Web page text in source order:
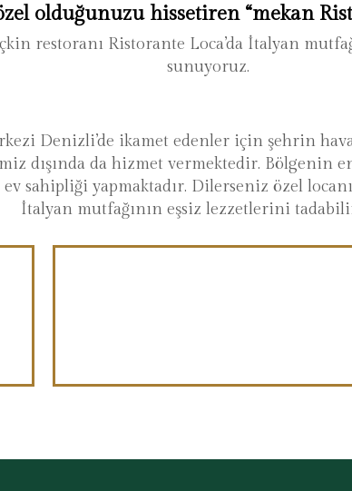
olduğunuzu hissetiren “mekan
restoranı Ristorante Loca’da İtalyan
sunuyoruz.
Denizli’de ikamet edenler için şehrin
dışında da hizmet vermektedir. Bölgenin
sahipliği yapmaktadır. Dilerseniz özel
İtalyan mutfağının eşsiz lezzetlerini